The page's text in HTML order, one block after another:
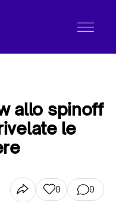
allo spinoff
le
0 0